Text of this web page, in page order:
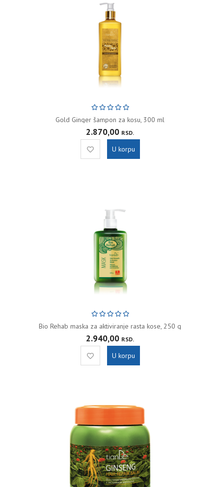
Gold Ginger šampon za kosu, 300 ml
2.870,00 RSD.
U korpu
Bio Rehab maska za aktiviranje rasta kose, 250 g
2.940,00 RSD.
U korpu